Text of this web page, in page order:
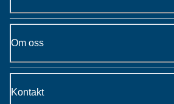
Om oss
Kontakt